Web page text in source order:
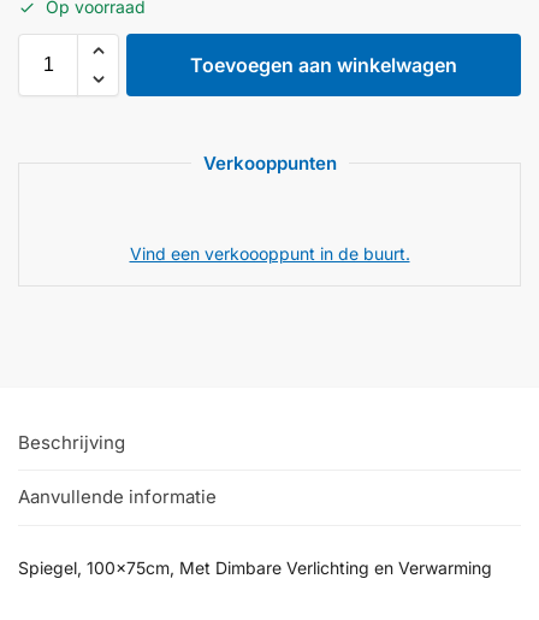
Op voorraad
Toevoegen aan winkelwagen
Verkooppunten
Vind een verkoooppunt in de buurt.
Beschrijving
Aanvullende informatie
Spiegel, 100x75cm, Met Dimbare Verlichting en Verwarming